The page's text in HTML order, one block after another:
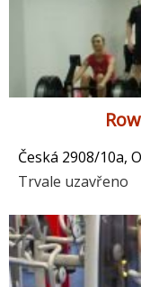
Česká 2908/10a,
Trvale uzavřeno